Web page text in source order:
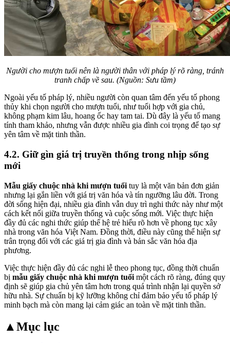
Người cho mượn tuổi nên là người thân với pháp lý rõ ràng, tránh
tranh chấp về sau. (Nguồn: Sưu tầm)
Ngoài yếu tố pháp lý, nhiều người còn quan tâm đến yếu tố phong
thủy khi chọn người cho mượn tuổi, như tuổi hợp với gia chủ,
không phạm kim lâu, hoang ốc hay tam tai. Dù đây là yếu tố mang
tính tham khảo, nhưng vẫn được nhiều gia đình coi trọng để tạo sự
yên tâm về mặt tinh thần.
4.2. Giữ gìn giá trị truyền thống trong nhịp sống
mới
Mẫu giấy chuộc nhà khi mượn tuổi tuy là một văn bản đơn giản
nhưng lại gắn liền với giá trị văn hóa và tín ngưỡng lâu đời. Trong
đời sống hiện đại, nhiều gia đình vẫn duy trì nghi thức này như một
cách kết nối giữa truyền thống và cuộc sống mới. Việc thực hiện
đầy đủ các nghi thức giúp thế hệ trẻ hiểu rõ hơn về phong tục xây
nhà trong văn hóa Việt Nam. Đồng thời, điều này cũng thể hiện sự
trân trọng đối với các giá trị gia đình và bản sắc văn hóa địa
phương.
Việc thực hiện đầy đủ các nghi lễ theo phong tục, đồng thời chuẩn
bị mẫu giấy chuộc nhà khi mượn tuổi một cách rõ ràng, đúng quy
định sẽ giúp gia chủ yên tâm hơn trong quá trình nhận lại quyền sở
hữu nhà. Sự chuẩn bị kỹ lưỡng không chỉ đảm bảo yếu tố pháp lý
minh bạch mà còn mang lại cảm giác an toàn về mặt tinh thần.
▲Mục lục